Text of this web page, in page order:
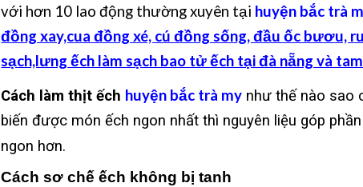
với hơn 10 lao động thường xuyên tại huyện bắc trà
đồng xay,cua đồng xé, cú đồng sống, đầu ốc bươu,
sạch,lưng ếch làm sạch bao tử ếch tại đà nẵng và
Cách làm thịt ếch huyện bắc trà my như thế nào sao
biến được món ếch ngon nhất thì nguyên liệu góp
ngon hơn.
Cách sơ chế ếch không bị tanh